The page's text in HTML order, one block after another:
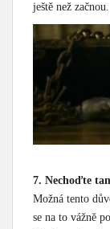
ještě než začnou.
7. Nechoďte
Možná tento
se na to vážně